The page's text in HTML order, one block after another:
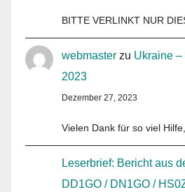
BITTE VERLINKT NUR
webmaster zu Ukraine –
2023
Dezember 27, 2023
Vielen Dank für so viel
Leserbrief: Bericht aus
DD1GO / DN1GO /